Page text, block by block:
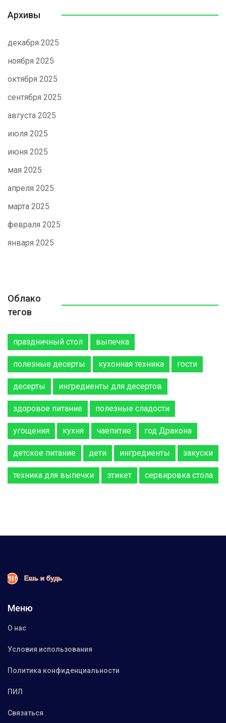
Архивы
декабря 2025
ноября 2025
октября 2025
сентября 2025
августа 2025
июля 2025
июня 2025
мая 2025
апреля 2025
марта 2025
февраля 2025
января 2025
Облако
тегов
праздничный стол выпечка
полезные десерты кухонная техника гости
десерты ингредиенты для десертов
здоровое питание полезные сладости
угощения кухня чаепитие год Дракона
детское питание дети ингредиенты закуски
техника для выпечки этикет сервировка стола
Меню
О нас
Условия использования
Политика конфиденциальности
ПИЛ
Связаться